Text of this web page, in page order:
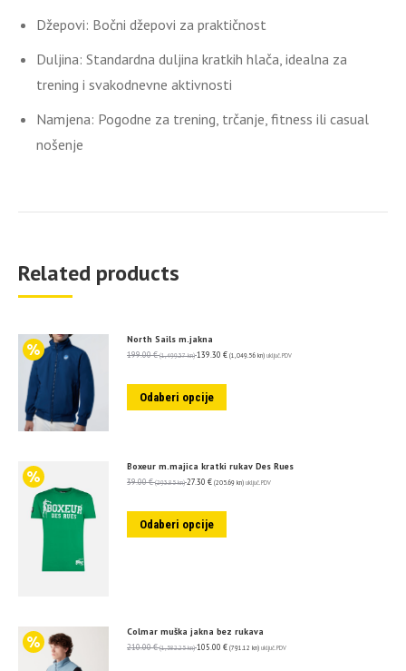
Džepovi: Bočni džepovi za praktičnost
Duljina: Standardna duljina kratkih hlača, idealna za
trening i svakodnevne aktivnosti
Namjena: Pogodne za trening, trčanje, fitness ili casual
nošenje
Related products
North Sails m.jakna
199.00€ (1,499.37 kn) 139.30 € (1,049.56 kn) uključ. PDV
Odaberi opcije
Boxeur m.majica kratki rukav Des Rues
39.00€ (293.85 kn) 27.30 € (205.69 kn) uključ. PDV
Odaberi opcije
Colmar muška jakna bez rukava
210.00€ (1,582.25 kn) 105.00 € (791.12 kn) uključ. PDV